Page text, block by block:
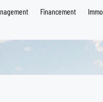
Financement Immo